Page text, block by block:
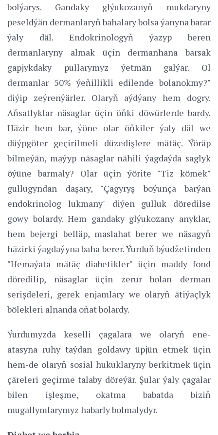
bolýarys. Gandaky glýukozanyň mukdaryny
peseldýän dermanlaryň bahalary bolsa ýanyna barar
ýaly däl. Endokrinologyň ýazyp beren
dermanlaryny almak üçin dermanhana barsak
gapjykdaky pullarymyz ýetmän galýar. Ol
dermanlar 50% ýeňillikli edilende bolanokmy?"
diýip zeýrenýärler. Olaryň aýdýany hem dogry.
Aňsatlyklar näsaglar üçin öňki döwürlerde bardy.
Häzir hem bar, ýöne olar öňkiler ýaly däl we
düýpgöter geçirilmeli düzedişlere mätäç. Ýöräp
bilmeýän, maýyp näsaglar nähili ýagdaýda saglyk
öýüne barmaly? Olar üçin ýörite "Tiz kömek"
gullugyndan daşary, "Çagyryş boýunça barýan
endokrinolog lukmany" diýen gulluk döredilse
gowy bolardy. Hem gandaky glýukozany anyklar,
hem bejergi belläp, maslahat berer we näsagyň
häzirki ýagdaýyna baha berer. Ýurduň býudžetinden
"Hemaýata mätäç diabetikler" üçin maddy fond
döredilip, näsaglar üçin zerur bolan derman
serişdeleri, gerek enjamlary we olaryň ätiýaçlyk
bölekleri alnanda oňat bolardy.
Ýurdumyzda keselli çagalara we olaryň ene-
atasyna ruhy taýdan goldawy üpjün etmek üçin
hem-de olaryň sosial hukuklaryny berkitmek üçin
çäreleri geçirme talaby döreýär. Şular ýaly çagalar
bilen işleşme, okatma babatda biziň
mugallymlarymyz habarly bolmalydyr.